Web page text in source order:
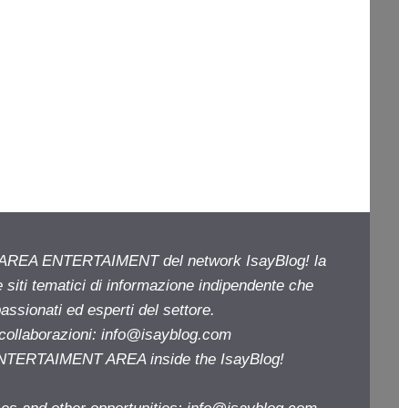
ENTERTAIMENT del network IsayBlog! la
tematici di informazione indipendente che
ed esperti del settore.
info@isayblog.com
AREA inside the IsayBlog!